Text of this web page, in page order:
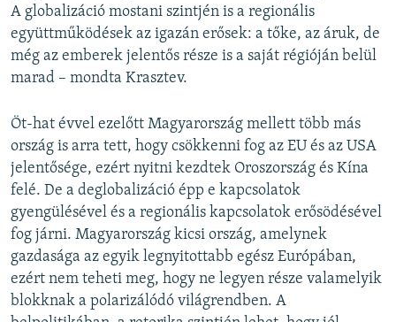
A globalizáció mostani szintjén is a regionális
együttműködések az igazán erősek: a tőke, az áruk, de
még az emberek jelentős része is a saját régióján belül
marad – mondta Krasztev.
Öt-hat évvel ezelőtt Magyarország mellett több más
ország is arra tett, hogy csökkenni fog az EU és az USA
jelentősége, ezért nyitni kezdtek Oroszország és Kína
felé. De a deglobalizáció épp e kapcsolatok
gyengülésével és a regionális kapcsolatok erősödésével
fog járni. Magyarország kicsi ország, amelynek
gazdasága az egyik legnyitottabb egész Európában,
ezért nem teheti meg, hogy ne legyen része valamelyik
blokknak a polarizálódó világrendben. A